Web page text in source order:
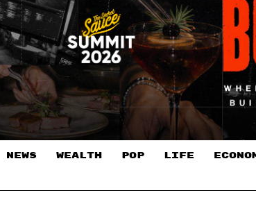
NEWS WEALTH POP LIFE